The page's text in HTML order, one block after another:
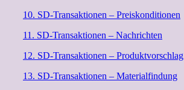
10. SD-Transaktionen – Preiskonditionen
11. SD-Transaktionen – Nachrichten
12. SD-Transaktionen – Produktvorschlag
13. SD-Transaktionen – Materialfindung